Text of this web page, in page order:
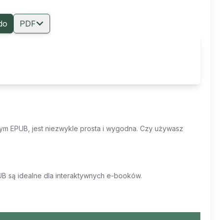
PDF
EPUB, jest niezwykle prosta i wygodna. Czy używasz
są idealne dla interaktywnych e-booków.